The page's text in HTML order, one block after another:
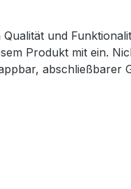
und
Produkt mit ein.
abschließbarer